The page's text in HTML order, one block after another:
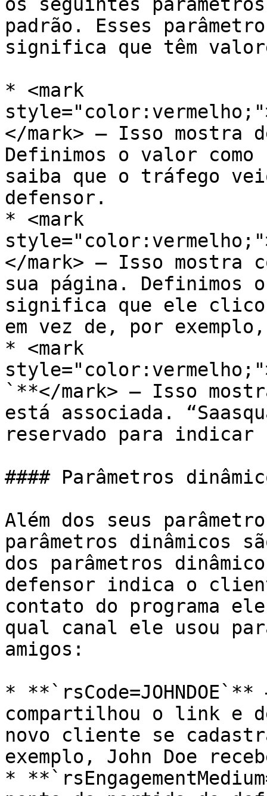
padrão. Esses
significa que têm
* <mark
</mark> — Isso
Definimos o valor
saiba que o tráfego
defensor.
* <mark
</mark> — Isso mostra
sua página. Definimos
significa que ele
em vez de, por
* <mark
`**</mark> — Isso
está associada.
reservado para indicar
#### Parâmetros
Além dos seus
parâmetros dinâmicos
dos parâmetros
defensor indica o
contato do programa
qual canal ele usou
amigos:
*
compartilhou o link e
novo cliente se
exemplo, John Doe
*